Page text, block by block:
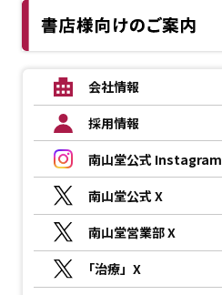
会社情報
採用情報
南山堂公式 Instagram
南山堂公式 X
南山堂営業部 X
「治療」X